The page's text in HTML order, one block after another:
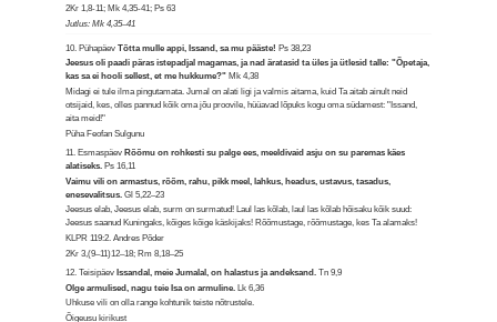
2Kr 1,8-11; Mk 4,35-41; Ps 63
Jutlus: Mk 4,35–41
10. PühapäevTõtta mulle appi, Issand, sa mu pääste! Ps 38,23
Jeesus oli paadi päras istepadjal magamas, ja nad äratasid ta üles ja ütlesid talle: "Õpetaja,
kas sa ei hooli sellest, et me hukkume?" Mk 4,38
Midagi ei tule ilma pingutamata. Jumal on alati ligi ja valmis aitama, kuid Ta aitab ainult neid
otsijaid, kes, olles pannud kõik oma jõu proovile, hüüavad lõpuks kogu oma südamest: "Issand,
aita meid!"
Püha Feofan Sulgunu
11. Esmaspäev Rõõmu on rohkesti su palge ees, meeldivaid asju on su paremas käes
alatiseks. Ps 16,11
Vaimu vili on armastus, rõõm, rahu, pikk meel, lahkus, headus, ustavus, tasadus,
enesevalitsus.Gl 5,22–23
Jeesus elab, Jeesus elab, surm on surmatud! Laul las kõlab, laul las kõlab hõisaku kõik suud:
Jeesus saanud Kuningaks, kõiges kõige käskijaks! Rõõmustage, rõõmustage, kes Ta alamaks!
KLPR 119:2. Andres Põder
2Kr 3,(9–11)12–18; Rm 8,18–25
12. Teisipäev Issandal, meie Jumalal, on halastus ja andeksand.Tn 9,9
Olge armulised, nagu teie Isa on armuline.
Lk 6,36
Uhkuse vili on olla range kohtunik teiste nõtrustele.
Õigeusu kirikust